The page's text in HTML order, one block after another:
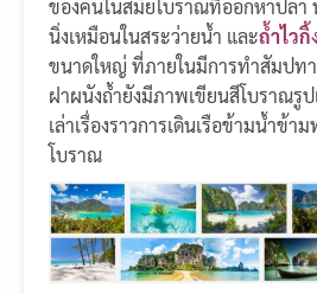
ของคนในสมัยโบราณที่ออกหาปลา
นิ่งเหมือนในสระว่ายน้ำ และถ้ำไวกิ้
ขนาดใหญ่ ที่ภายในมีการทำสัมปท
ฝาผนังถ้ำยังมีภาพเขียนสีโบราณรูป
เล่าเรื่องราวการเดินเรือข้ามน้ำข้า
โบราณ